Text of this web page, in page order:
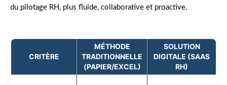
du pilotage RH, plus fluide, collaborative et proactive.
CRITÈRE
MÉTHODE
TRADITIONNELLE
(PAPIER/EXCEL)
SOLUTION
DIGITALE (SAAS
RH)